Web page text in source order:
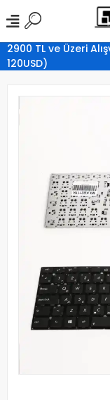
2900 TL ve Üzeri
120USD)